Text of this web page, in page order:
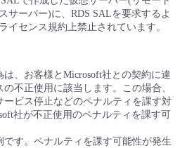
サーバー)に、RDS SALを要求するよ
イセンス規約上禁止されています。
、お客様とMicrosoft社との契約に違
不正使用に該当します。この場合、
ビス停止などのペナルティを課す対
社が不正使用のペナルティを課す可
す。ペナルティを課す可能性が発生